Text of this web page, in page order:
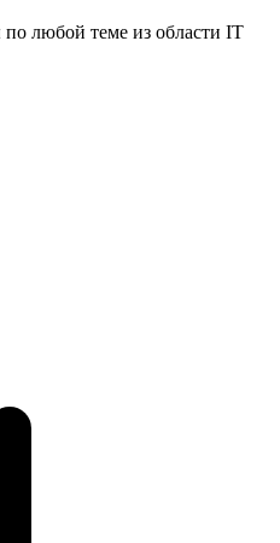
любой теме из области IT